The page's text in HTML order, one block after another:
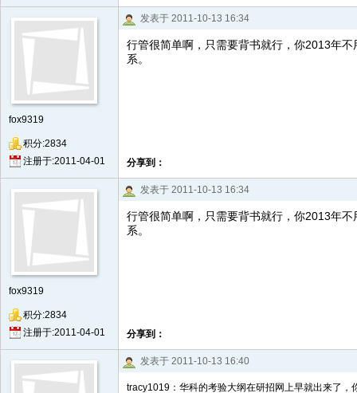
fox9319
积分:2834
注册于:2011-04-01
发表于 2011-10-13 16:34
行管很简单啊，只需要背书就行，你2013年
系。
分享到：
fox9319
积分:2834
注册于:2011-04-01
发表于 2011-10-13 16:34
行管很简单啊，只需要背书就行，你2013年
系。
分享到：
发表于 2011-10-13 16:40
tracy1019：华科的考验大纲在研招网上早就出来了，